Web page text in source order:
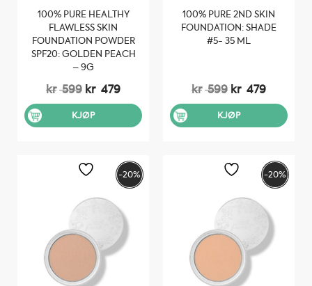
100% PURE HEALTHY
FLAWLESS SKIN
FOUNDATION POWDER
SPF20: GOLDEN PEACH
– 9G
kr599 Opprinnelig
pris
var:
kr 599.
kr 479Nåværende
pris
kr 479.
KJØP
100% PURE 2ND SKIN
FOUNDATION: SHADE
#5- 35 ML
kr599 Opprinnelig
pris
var:
kr 599.
kr 479
pris
kr 479.
KJØP
-20% -20%